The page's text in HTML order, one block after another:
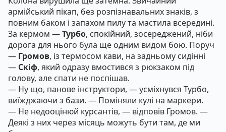
армійський пікап, без розпізнавальних знаків, з
повним баком і запахом пилу та мастила всередині.
За кермом —Турбо, спокійний, зосереджений, ніби
дорога для нього була ще одним видом бою. Поруч
— Громов, із термосом кави, на задньому сидінні
— Скіф, який одразу вмостився з рюкзаком під
голову, але спати не поспішав.
— Ну що, панове інструктори, — усміхнувся Турбо,
виїжджаючи з бази. — Поміняли кулі на маркери.
— Не недооцінюй курсантів, — відповів Громов. —
Деякі з них через місяць можуть бути там, де ми